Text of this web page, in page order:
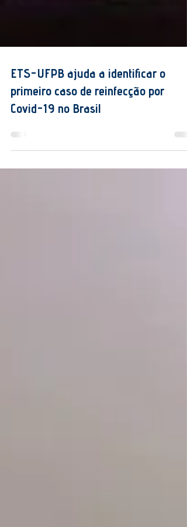
ETS-UFPB ajuda a identificar o
primeiro caso de reinfecção por
Covid-19 no Brasil